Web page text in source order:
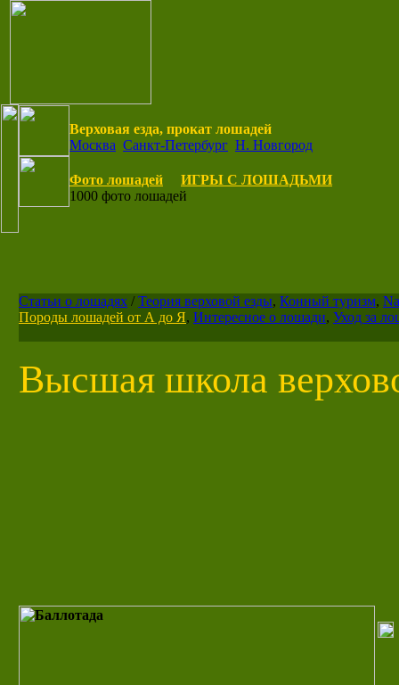
Верховая езда, прокат лошадей
Москва Санкт-Петербург Н. Новгород
Фото лошадей
ИГРЫ С ЛОШАДЬМИ
1000 фото лошадей
Статьи о лошадях / Теория верховой езды, Конный туризм,
Породы лошадей от А до Я, Интересное о лошади, Уход за
Высшая школа